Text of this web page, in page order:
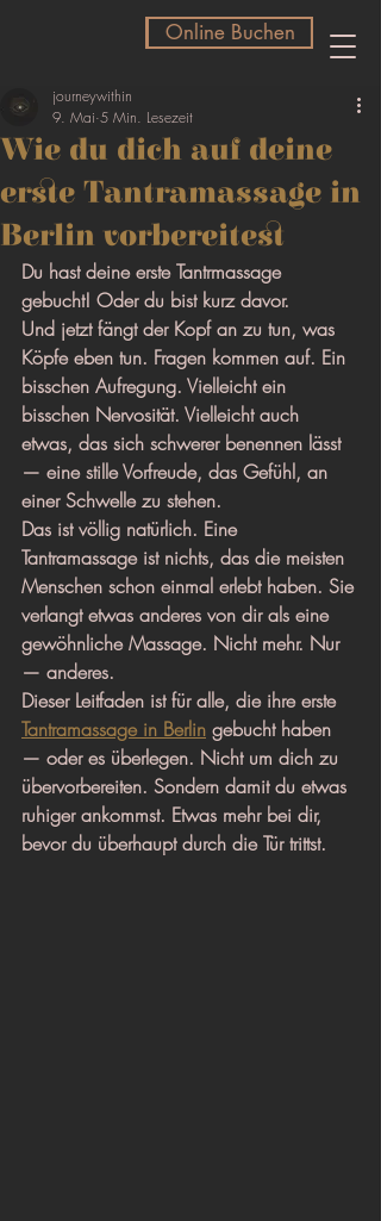
Online Buchen
Online Buchen
Wie du dich auf deine
erste Tantramassage in
Berlin vorbereitest
journeywithin
9. Mai 5 Min. Lesezeit
Du hast deine erste Tantrmassage
gebucht! Oder du bist kurz davor.
Und jetzt fängt der Kopf an zu tun, was
Köpfe eben tun. Fragen kommen auf. Ein
bisschen Aufregung. Vielleicht ein
bisschen Nervosität. Vielleicht auch
etwas, das sich schwerer benennen lässt
— eine stille Vorfreude, das Gefühl, an
einer Schwelle zu stehen.
Das ist völlig natürlich. Eine
Tantramassage ist nichts, das die meisten
Menschen schon einmal erlebt haben. Sie
verlangt etwas anderes von dir als eine
gewöhnliche Massage. Nicht mehr. Nur
— anderes.
Dieser Leitfaden ist für alle, die ihre erste
Tantramassage in Berlin gebucht haben
— oder es überlegen. Nicht um dich zu
übervorbereiten. Sondern damit du etwas
ruhiger ankommst. Etwas mehr bei dir,
bevor du überhaupt durch die Tür trittst.